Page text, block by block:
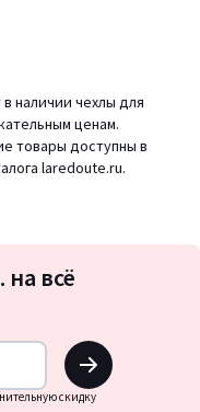
наличии чехлы для
ценам.
товары доступны в
laredoute.ru.
на всё
OK
скидку